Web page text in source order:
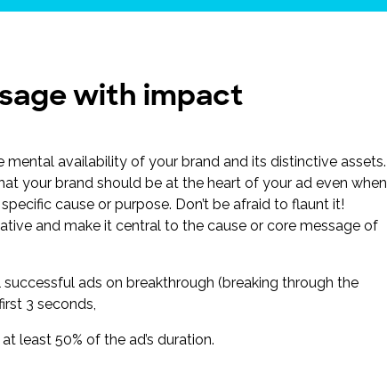
with impact
mental availability of your brand and its distinctive assets.
your brand should be at the heart of your ad even when
cause or purpose. Don’t be afraid to flaunt it!
and make it central to the cause or core message of
successful ads on breakthrough (breaking through the
3 seconds,
least 50% of the ad’s duration.